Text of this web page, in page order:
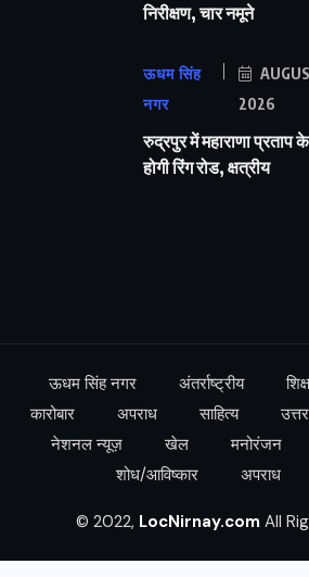
निरीक्षण, चार नमूने
ऊधम सिंह
नगर
2026
रुद्रपुर में महाराणा प्रताप
होगी रिंग रोड, क्षत्रीय
ऊधम सिंह नगर अंतर्राष्ट्रीय
कारोबार
अपराध साहित्य
नेशनल न्यूज़
खेल मनोरंजन
शोध/आविष्कार
अपराध
© 2022, LocNirnay.com All